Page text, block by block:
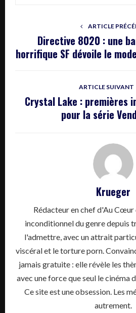
ARTICLE
Directive 8020 : une
horrifique SF dévoile le
ARTICLE SUIVANT
Crystal Lake : premières
pour la série
Krueger
Rédacteur en chef d'Au
inconditionnel du genre depuis
l'admettre, avec un attrait
viscéral et le torture porn.
jamais gratuite : elle révèle les
avec une force que seul le cinéma
Ce site est une obsession. Les
autrement.